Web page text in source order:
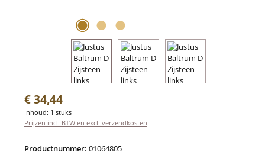
Normale prijs:
€ 34,44
Inhoud: 1 stuks
Prijzen incl. BTW en excl. verzendkosten
Productnummer: 01064805